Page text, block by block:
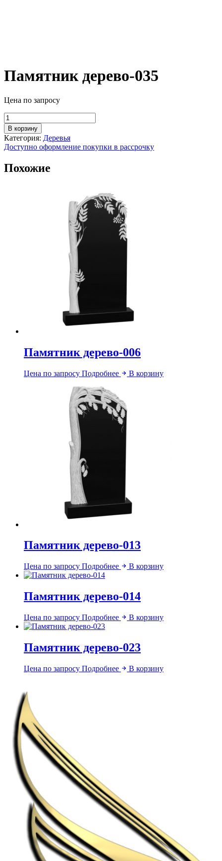
Памятник дерево-035
Цена по запросу
Количество
товара
Памятник
дерево-035
В корзину
Категория: Деревья
Доступно оформление покупки в рассрочку
Похожие
Памятник дерево-006
Цена по запросу Подробнее В корзину
Памятник дерево-013
Цена по запросу Подробнее В корзину
Памятник дерево-014
Цена по запросу Подробнее В корзину
Памятник дерево-023
Цена по запросу Подробнее В корзину